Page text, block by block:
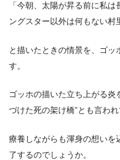
「今朝、太陽が昇る前に私
ングスター以外は何もない村
と描いたときの情景を、ゴ
す。
ゴッホの描いた立ち上がる炎
づけた死の架け橋”とも言われ
療養しながらも渾身の想いを
了するのでしょうか。